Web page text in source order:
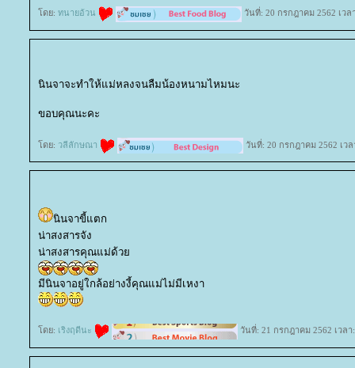
ดย: ทนายอ้วน วันที่: 20 กรกฎาคม 2562 เวล
นินจาจะทำให้แม่หลงจนลืมน้องหนามไหมนะ
ขอบคุณนะคะ
ดย: วลีลักษณา วันที่: 20 กรกฎาคม 2562 เว
นินจาขี้แตก
น่าสงสารจัง
น่าสงสารคุณแม่ด้ว
มีนินจาอยู่ใกล้อย่างงี้คุณแม่ไม่มีเหงา
ดย: เริงฤดีนะ วันที่: 21 กรกฎาคม 2562 เวลา